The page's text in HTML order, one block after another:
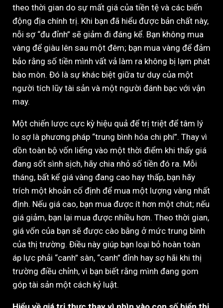
theo thời gian do sự mất giá của tiền tệ và các biến
động địa chính trị. Khi bạn đã hiểu được bản chất này,
nỗi sợ “đu đỉnh” sẽ giảm đi đáng kể. Bạn không mua
vàng để giàu lên sau một đêm; bạn mua vàng để đảm
bảo rằng số tiền mình vất vả làm ra không bị lạm phát
bào mòn. Đó là sự khác biệt giữa tư duy của một
người tích lũy tài sản và một người đánh bạc với vận
may.
Một chiến lược cực kỳ hiệu quả để trị triệt để tâm lý
lo sợ là phương pháp “trung bình hóa chi phí”. Thay vì
dồn toàn bộ vốn liếng vào một thời điểm khi thấy giá
đang sốt sình sịch, hãy chia nhỏ số tiền đó ra. Mỗi
tháng, bất kể giá vàng đang cao hay thấp, bạn hãy
trích một khoản cố định để mua một lượng vàng nhất
định. Nếu giá cao, bạn mua được ít hơn một chút; nếu
giá giảm, bạn lại mua được nhiều hơn. Theo thời gian,
giá vốn của bạn sẽ được cào bằng ở mức trung bình
của thị trường. Điều này giúp bạn loại bỏ hoàn toàn
áp lực phải “canh” sàn, “canh” đỉnh hay sợ hãi khi thị
trường điều chỉnh, vì bạn biết rằng mình đang gom
góp tài sản một cách kỷ luật.